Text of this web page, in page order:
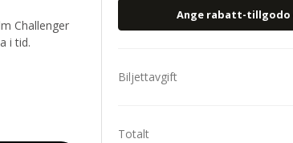
Challenger
i tid.
Biljettavgift
Totalt